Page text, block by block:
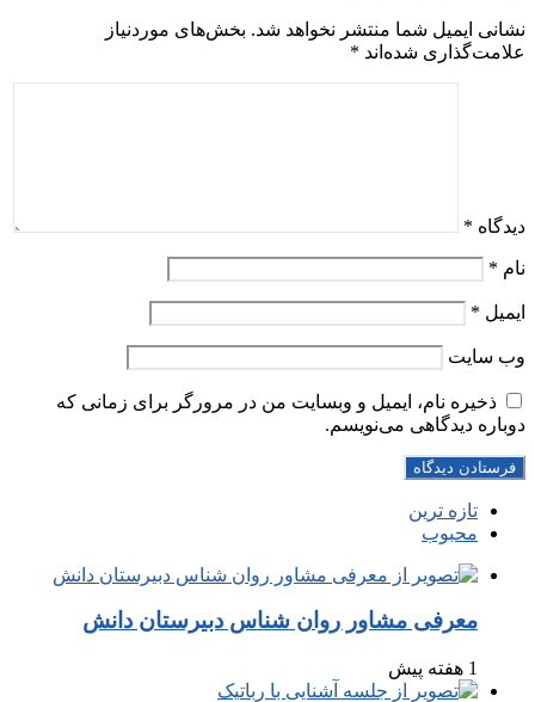
نشانی ایمیل شما منتشر نخواهد شد. بخش‌های موردنیاز
علامت‌گذاری شده‌اند *
دیدگاه *
نام *
ایمیل *
وب‌ سایت
ذخیره نام، ایمیل و وبسایت من در مرورگر برای زمانی که
دوباره دیدگاهی می‌نویسم.
تازه ترین
محبوب
معرفی مشاور روان شناس دبیرستان دانش
1 هفته پیش